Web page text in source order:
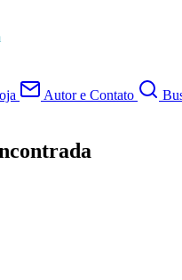
Autor e Contato